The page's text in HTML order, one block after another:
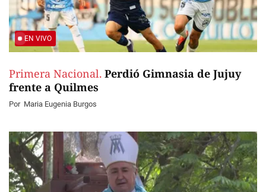
EN VIVO
Primera Nacional. Perdió Gimnasia de Jujuy
frente a Quilmes
Por Maria Eugenia Burgos